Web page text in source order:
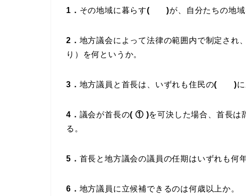
1． その地域に暮らす( )が、自分たちの地
2． 地方議会によって法律の範囲内で制定され
り）を何というか。
3． 地方議員と首長は、いずれも住民の( )
4． 議会が首長の( ① )を可決した場合、首長は
る。
5． 首長と地方議会の議員の任期はいずれも何年
6． 地方議員に立候補できるのは何歳以上か。